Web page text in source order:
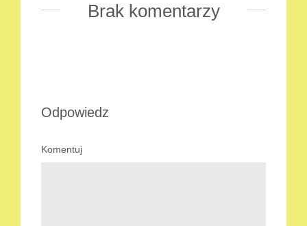
Brak komentarzy
Odpowiedz
Komentuj